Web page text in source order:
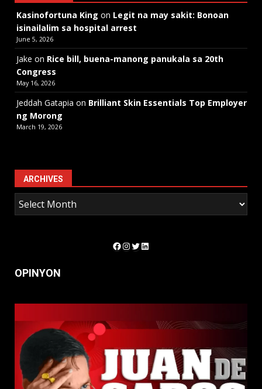
Kasinofortuna King on Legit na may sakit: Bonoan
isinailalim sa hospital arrest
June 5, 2026
Jake on Rice bill, buena-manong panukala sa 20th
Congress
May 16, 2026
Jeddah Gatapia on Brilliant Skin Essentials Top Employer
ng Morong
March 19, 2026
ARCHIVES
Facebook
Instagram
Twitter
LinkedIn
OPINYON